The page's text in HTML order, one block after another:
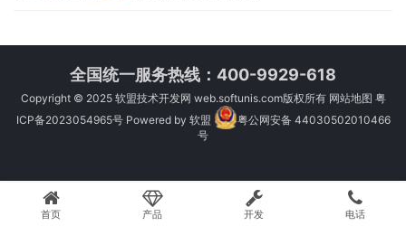
全国统一服务热线：400-9929-618
Copyright © 2025 软盟技术开发网 web.softunis.com版权所有 网站地图 粤
ICP备2023054965号Powered by 软盟
粤公网安备 44030502010466
号
首页 产品 开发 电话